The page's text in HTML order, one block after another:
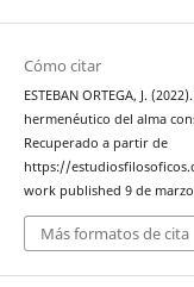
Cómo citar
ESTEBAN ORTEGA, J.
hermenéutico del alma
Recuperado a partir de
https://
work published 9 de
Más formatos de cita